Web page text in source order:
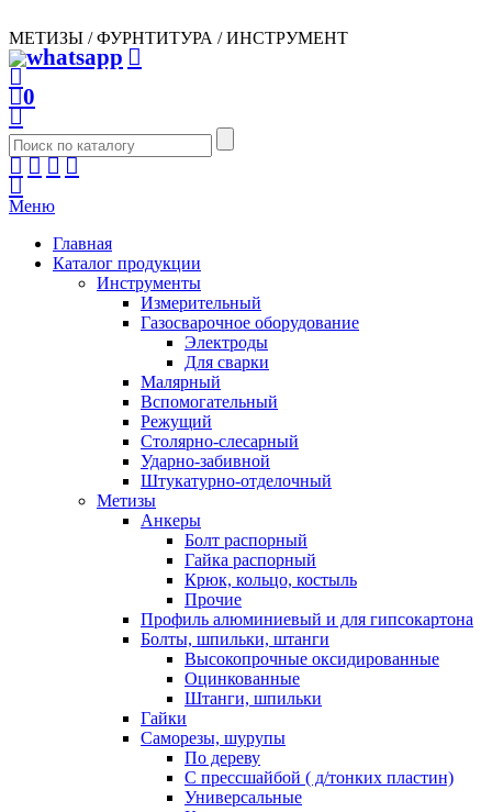
МЕТИЗЫ / ФУРНТИТУРА / ИНСТРУМЕНТ
0
Меню
Главная
Каталог продукции
Инструменты
Измерительный
Газосварочное оборудование
Электроды
Для сварки
Малярный
Вспомогательный
Режущий
Столярно-слесарный
Ударно-забивной
Штукатурно-отделочный
Метизы
Анкеры
Болт распорный
Гайка распорный
Крюк, кольцо, костыль
Прочие
Профиль алюминиевый и для гипсокартона
Болты, шпильки, штанги
Высокопрочные оксидированные
Оцинкованные
Штанги, шпильки
Гайки
Саморезы, шурупы
По дереву
С прессшайбой ( д/тонких пластин)
Универсальные